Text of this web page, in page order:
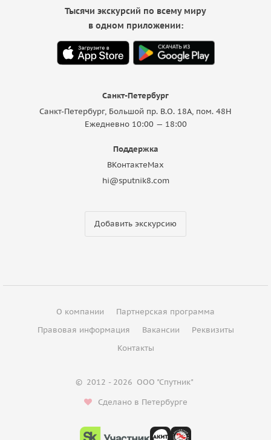
Санкт-Петербург
Санкт-Петербург, Большой пр. В.О. 18A, пом. 48Н
Ежедневно 10:00 — 18:00
Поддержка
ВКонтактеMax
hi@sputnik8.com
Добавить экскурсию
Тысячи экскурсий по всему миру
в одном приложении:
О компании
Партнерская программа
Правовая информация
Вакансии
Реквизиты
Контакты
© 2012 - 2026 ООО "Спутник"
Сделано в Петербурге